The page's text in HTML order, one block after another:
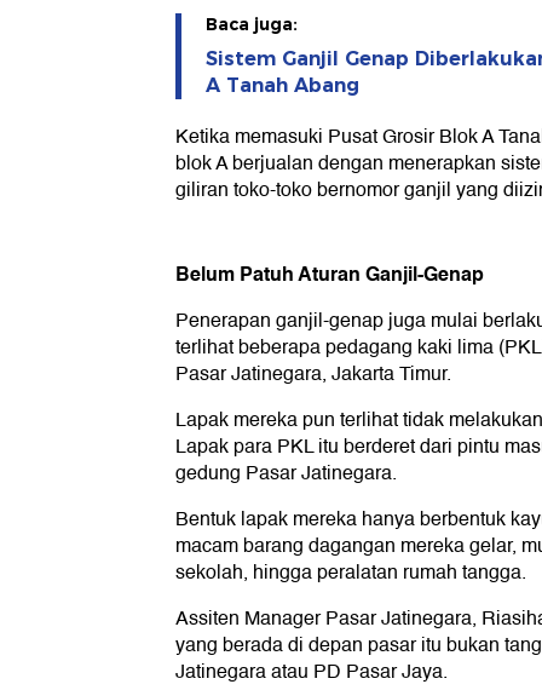
Baca juga:
Sistem Ganjil Genap
A Tanah Abang
Ketika memasuki Pusat Grosir Blok A
blok A berjualan dengan menerapkan
giliran toko-toko bernomor ganjil yang
Belum Patuh Aturan Ganjil-Genap
Penerapan ganjil-genap juga mulai
terlihat beberapa pedagang kaki lima
Pasar Jatinegara, Jakarta Timur.
Lapak mereka pun terlihat tidak
Lapak para PKL itu berderet dari pintu
gedung Pasar Jatinegara.
Bentuk lapak mereka hanya berbentuk
macam barang dagangan mereka gelar,
sekolah, hingga peralatan rumah tangga.
Assiten Manager Pasar Jatinegara,
yang berada di depan pasar itu bukan
Jatinegara atau PD Pasar Jaya.